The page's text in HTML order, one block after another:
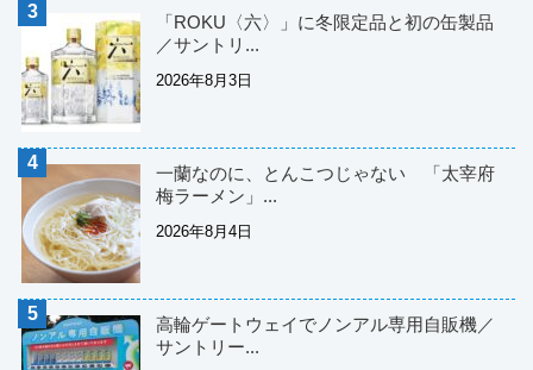
「ROKU〈六〉」に冬限定品と初の缶製品
／サントリ...
2026年8月3日
一蘭なのに、とんこつじゃない 「太宰府
梅ラーメン」...
2026年8月4日
高輪ゲートウェイでノンアル専用自販機／
サントリー...